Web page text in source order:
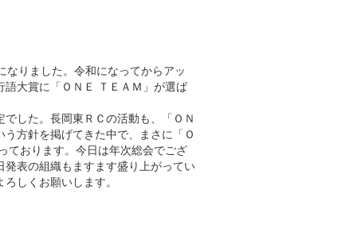
りました。令和になってからアッ
大賞に「ＯＮＥ ＴＥＡＭ」が選ば
した。長岡東ＲＣの活動も、「ＯＮ
方針を掲げてきた中で、まさに「Ｏ
ております。今日は年次総会でござ
表の組織もますます盛り上がってい
しくお願いします。